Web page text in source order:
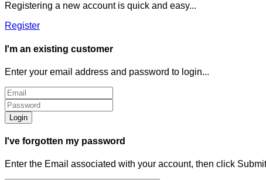
Registering a new account is quick and easy...
Register
I'm an existing customer
Enter your email address and password to login...
Login
I've forgotten my password
Enter the Email associated with your account, then click